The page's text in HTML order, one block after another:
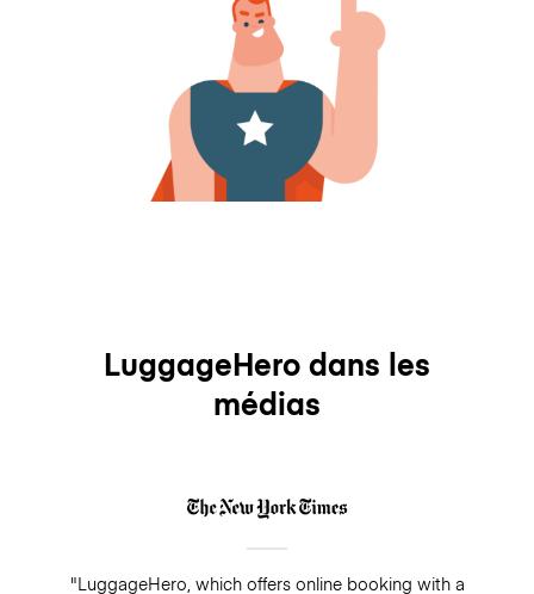
LuggageHero dans les
médias
"LuggageHero, which offers online booking with a